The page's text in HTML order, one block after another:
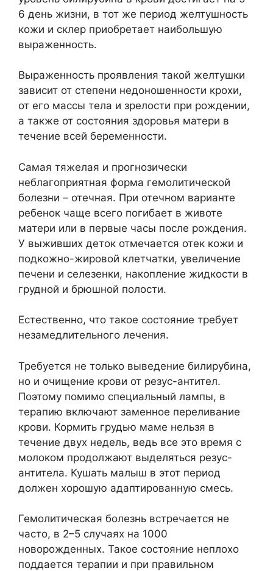
6 день жизни, в тот же период желтушность
кожи и склер приобретает наибольшую
выраженность.
Выраженность проявления такой желтушки
зависит от степени недоношенности крохи,
от его массы тела и зрелости при рождении,
а также от состояния здоровья матери в
течение всей беременности.
Самая тяжелая и прогнозически
неблагоприятная форма гемолитической
болезни – отечная. При отечном варианте
ребенок чаще всего погибает в животе
матери или в первые часы после рождения.
У выживших деток отмечается отек кожи и
подкожно-жировой клетчатки, увеличение
печени и селезенки, накопление жидкости в
грудной и брюшной полости.
Естественно, что такое состояние требует
незамедлительного лечения.
Требуется не только выведение билирубина,
но и очищение крови от резус-антител.
Поэтому помимо специальный лампы, в
терапию включают заменное переливание
крови. Кормить грудью маме нельзя в
течение двух недель, ведь все это время с
молоком продолжают выделяться резус-
антитела. Кушать малыш в этот период
должен хорошую адаптированную смесь.
Гемолитическая болезнь встречается не
часто, в 2–5 случаях на 1000
новорожденных. Такое состояние неплохо
поддается терапии и при правильном